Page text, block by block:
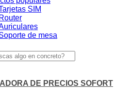
SIM
Router
de mesa
DE PRECIOS SOFORT